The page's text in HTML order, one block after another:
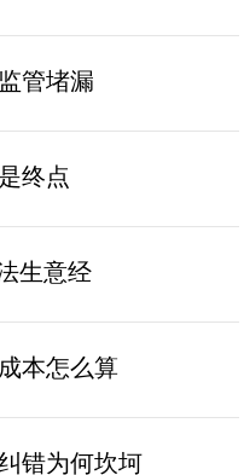
管堵漏
终点
生意经
本怎么算
错为何坎坷